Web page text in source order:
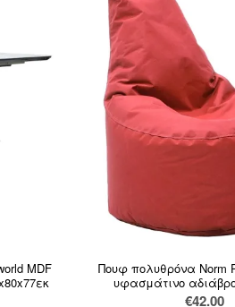
MDF
Πουφ πολυθρόνα Norm
υφασμάτινο
€42.00